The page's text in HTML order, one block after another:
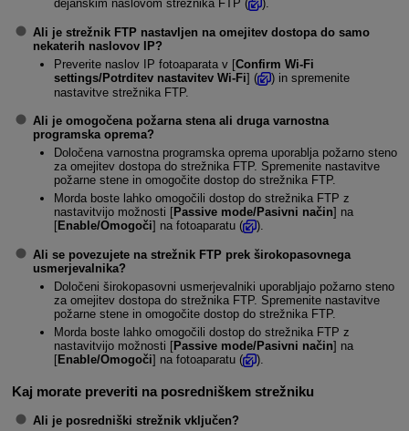
dejanskim naslovom strežnika FTP (
).
Ali je strežnik FTP nastavljen na omejitev dostopa do samo
nekaterih naslovov IP?
Preverite naslov IP fotoaparata v [Confirm Wi-Fi
settings/Potrditev nastavitev Wi-Fi] (
) in spremenite
nastavitve strežnika FTP.
Ali je omogočena požarna stena ali druga varnostna
programska oprema?
Določena varnostna programska oprema uporablja požarno steno
za omejitev dostopa do strežnika FTP. Spremenite nastavitve
požarne stene in omogočite dostop do strežnika FTP.
Morda boste lahko omogočili dostop do strežnika FTP z
nastavitvijo možnosti [Passive mode/Pasivni način] na
[Enable/Omogoči] na fotoaparatu ( ).
Ali se povezujete na strežnik FTP prek širokopasovnega
usmerjevalnika?
Določeni širokopasovni usmerjevalniki uporabljajo požarno steno
za omejitev dostopa do strežnika FTP. Spremenite nastavitve
požarne stene in omogočite dostop do strežnika FTP.
Morda boste lahko omogočili dostop do strežnika FTP z
nastavitvijo možnosti [Passive mode/Pasivni način] na
[Enable/Omogoči] na fotoaparatu ( ).
Kaj morate preveriti na posredniškem strežniku
Ali je posredniški strežnik vključen?